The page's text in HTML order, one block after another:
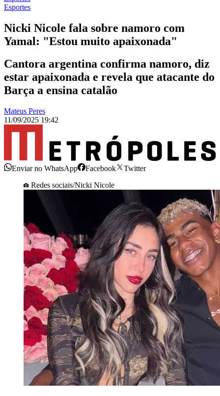
Esportes
Nicki Nicole fala sobre namoro com
Yamal: "Estou muito apaixonada"
Cantora argentina confirma namoro, diz
estar apaixonada e revela que atacante do
Barça a ensina catalão
Mateus Peres
11/09/2025 19:42
Enviar no WhatsApp Facebook
Twitter
Redes sociais/Nicki Nicole